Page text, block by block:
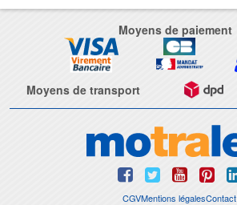
Moyens de paiement
Moyens de transport
CGVMentions légalesContact